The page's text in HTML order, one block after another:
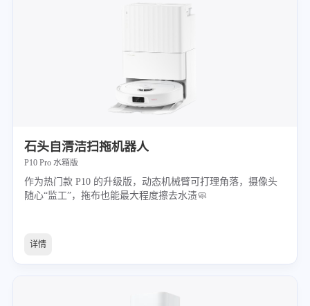
石头自清洁扫拖机器人
P10 Pro 水箱版
作为热门款 P10 的升级版，动态机械臂可打理角落，摄像头
随心“监工”，拖布也能最大程度擦去水渍🧼
详情